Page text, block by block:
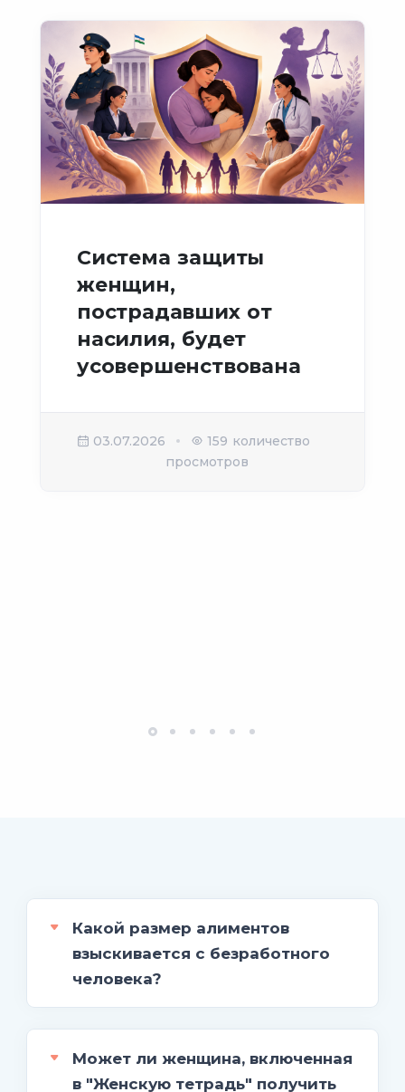
Система защиты
женщин,
пострадавших от
насилия, будет
усовершенствована
03.07.2026
159 количество
просмотров
Какой размер алиментов
взыскивается с безработного
человека?
Может ли женщина, включенная
в "Женскую тетрадь" получить